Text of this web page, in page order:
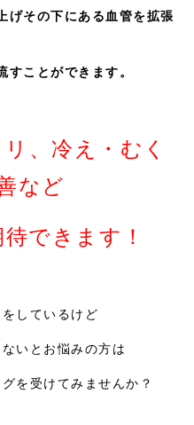
げその下にある血管を拡張
すことができます。
、冷え・むく
など
できます！
しているけど
いとお悩みの方は
を受けてみませんか？